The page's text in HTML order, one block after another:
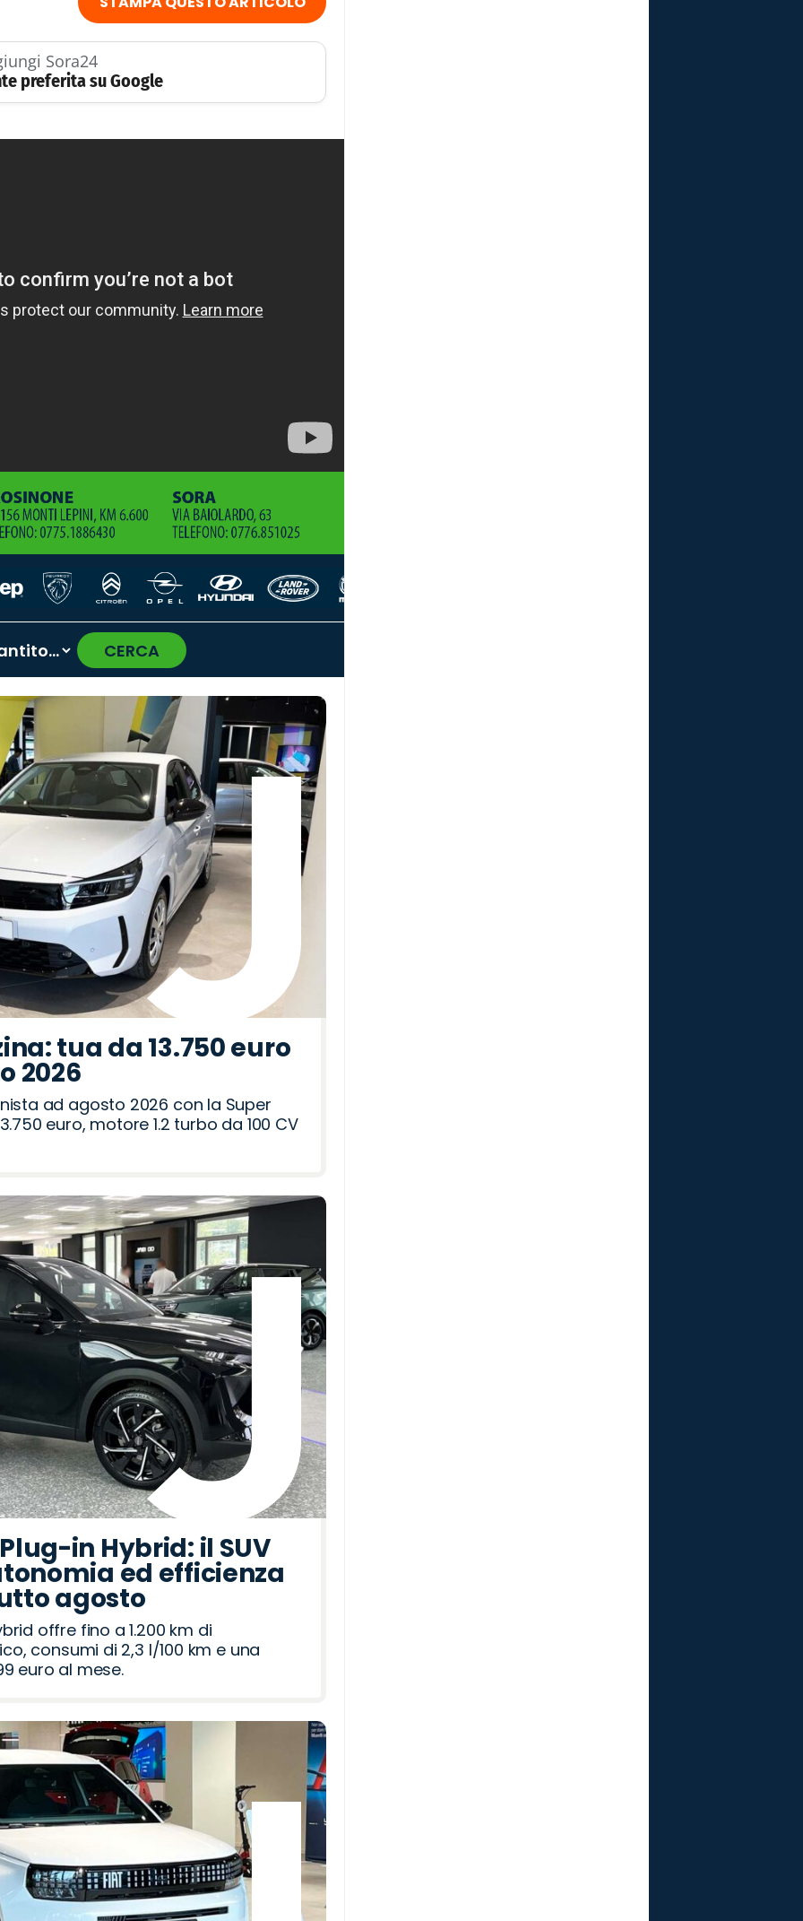
Sora24
preferita su Google
CERCA
›
tua da 13.750 euro
2026
ad agosto 2026 con la Super
euro, motore 1.2 turbo da 100 CV
in Hybrid: il SUV
ed efficienza
agosto
offre fino a 1.200 km di
consumi di 2,3 l/100 km e una
euro al mese.